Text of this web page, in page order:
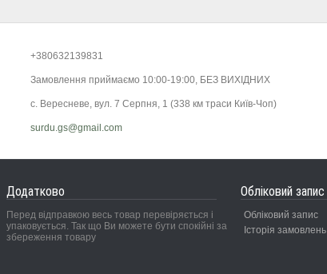
+380632139831
Замовлення приймаємо 10:00-19:00, БЕЗ ВИХІДНИХ
с. Вересневе, вул. 7 Серпня, 1 (338 км траси Київ-Чоп)
surdu.gs@gmail.com
Додатково
Перед відправкою весь товар перевіряється і
упаковується. Так що Ви можете бути спокійні за
збереження товару
Обліковий запис
Обліковий запис
Історія замовлень